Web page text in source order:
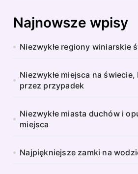
Najnowsze wpisy
Niezwykłe regiony winiarskie
Niezwykłe miejsca na
przez przypadek
Niezwykłe miasta duchów i
miejsca
Najpiękniejsze zamki na